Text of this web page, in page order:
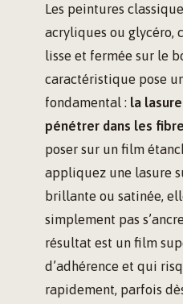
Les peintures
acryliques ou glycéro,
lisse et fermée sur le
caractéristique pose
fondamental : la
pénétrer dans les
poser sur un film
appliquez une lasure
brillante ou satinée,
simplement pas
résultat est un film
d’adhérence et qui
rapidement, parfois